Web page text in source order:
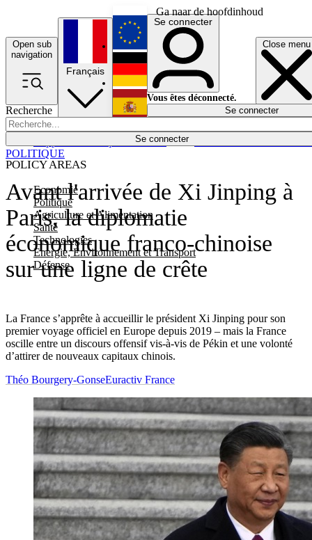
Ga naar de hoofdinhoud
Open sub
navigation
Close menu
Recherche
Se connecter
POLICY AREAS
Economie
Politique
Agriculture et Alimentation
Santé
Technologies
Energie, Environnement et Transport
Défense
Économie
Français
English
Deutsch
Español
Se connecter
Vous êtes déconnecté.
Se connecter
Avant l'arrivée de Xi Jinping à
Paris, la diplomatie
économique franco-chinoise
sur une ligne de crête
La France s’apprête à accueillir le président Xi Jinping pour son
premier voyage officiel en Europe depuis 2019 – mais la France
oscille entre un discours offensif vis-à-vis de Pékin et une volonté
d’attirer de nouveaux capitaux chinois.
POLITIQUE
Théo Bourgery-GonseEuractiv France